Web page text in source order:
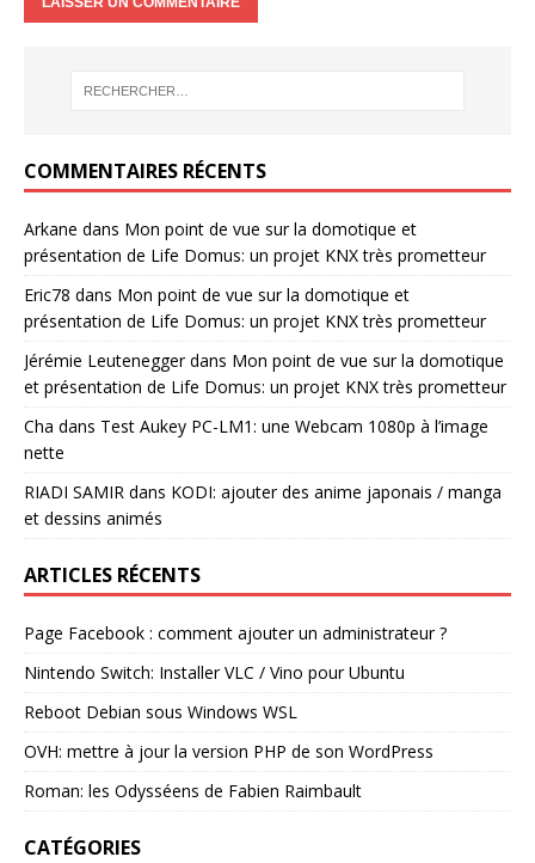
COMMENTAIRES RÉCENTS
Arkane dans Mon point de vue sur la domotique et
présentation de Life Domus: un projet KNX très prometteur
Eric78 dans Mon point de vue sur la domotique et
présentation de Life Domus: un projet KNX très prometteur
Jérémie Leuteneggerdans Mon point de vue sur la domotique
et présentation de Life Domus: un projet KNX très prometteur
Cha dans Test Aukey PC-LM1: une Webcam 1080p à l’image
nette
RIADI SAMIR dans KODI: ajouter des anime japonais / manga
et dessins animés
ARTICLES RÉCENTS
Page Facebook : comment ajouter un administrateur ?
Nintendo Switch: Installer VLC / Vino pour Ubuntu
Reboot Debian sous Windows WSL
OVH: mettre à jour la version PHP de son WordPress
Roman: les Odysséens de Fabien Raimbault
CATÉGORIES